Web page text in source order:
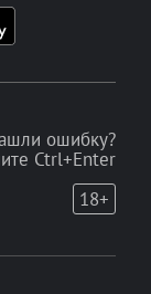
ошибку?
Ctrl+Enter
18+